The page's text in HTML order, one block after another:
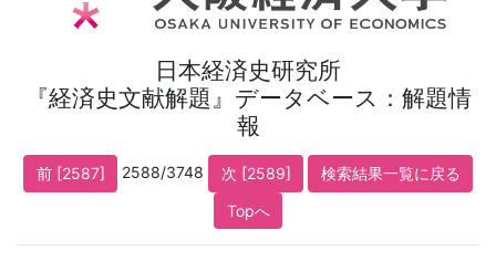
日本経済史研究所
『経済史文献解題』データベース：解題情
報
前 [2587] 2588/3748 次 [2589]
検索結果一覧に戻る
Topへ